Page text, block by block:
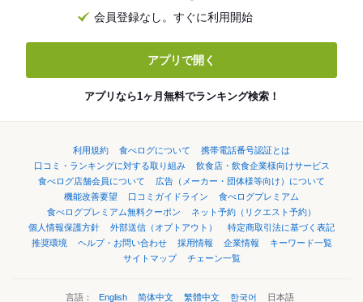
会員登録なし。すぐに利用開始
アプリで開く
アプリなら1ヶ月無料でランキング検索！
利用規約 食べログについて
携帯電話番号認証とは
口コミ・ランキングに対する取り組み
飲食店・飲食企業様向けサービス
食べログ店舗会員について
広告（メーカー・団体様等向け）について
機能改善要望
口コミガイドライン
食べログプレミアム
食べログプレミアム無料クーポン
ネット予約（リクエスト予約）
個人情報保護方針
外部送信（オプトアウト）
特定商取引法に基づく表記
推奨環境
ヘルプ・お問い合わせ 採用情報 企業情報
キーワード一覧
サイトマップ
チェーン一覧
言語： English 简体中文 繁體中文 한국어 日本語